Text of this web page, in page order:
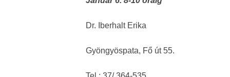
Dr. Iberhalt Erika
Gyöngyöspata, Fő út 55.